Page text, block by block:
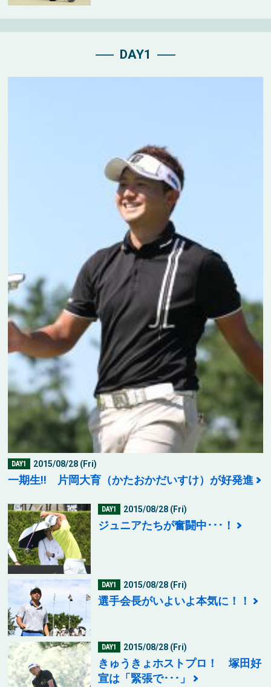
DAY1
DAY1 2015/08/28 (Fri)
一期生!! 片岡大育（かたおかだいすけ）が好発進
DAY1 2015/08/28 (Fri)
ジュニアたちが奮闘中･･･！
DAY1 2015/08/28 (Fri)
選手会長がいよいよ本気に！！
DAY1 2015/08/28 (Fri)
きゅうきょホストプロ！ 塚田好
宣は「緊張で･･･」